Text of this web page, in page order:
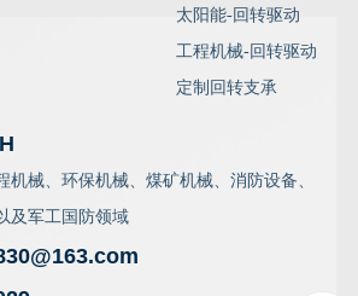
太阳能-回转驱动
工程机械-回转驱动
定制回转支承
机械、环保机械、煤矿机械、消防设备、
及军工国防领域